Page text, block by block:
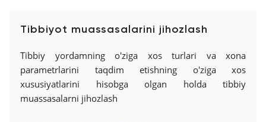
Tibbiyot muassasalarini jihozlash
Tibbiy yordamning o'ziga xos turlari va xona
parametrlarini taqdim etishning o'ziga xos
xususiyatlarini hisobga olgan holda tibbiy
muassasalarni jihozlash